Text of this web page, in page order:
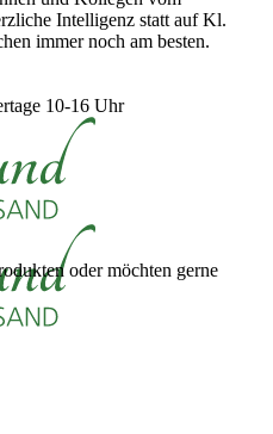
Intelligenz statt auf Kl.
immer noch am besten.
10-16 Uhr
oder möchten gerne